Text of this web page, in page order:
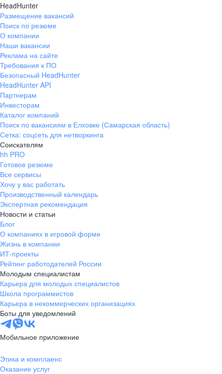
HeadHunter
Размещение вакансий
Поиск по резюме
О компании
Наши вакансии
Реклама на сайте
Требования к ПО
Безопасный HeadHunter
HeadHunter API
Партнерам
Инвесторам
Каталог компаний
Поиск по вакансиям в Елховке (Самарская область)
Сетка: соцсеть для нетворкинга
Соискателям
hh PRO
Готовое резюме
Все сервисы
Хочу у вас работать
Производственный календарь
Экспертная рекомендация
Новости и статьи
Блог
О компаниях в игровой форме
Жизнь в компании
ИТ-проекты
Рейтинг работодателей России
Молодым специалистам
Карьера для молодых специалистов
Школа программистов
Карьера в некоммерческих организациях
Боты для уведомлений
Мобильное приложение
Этика и комплаенс
Оказание услуг